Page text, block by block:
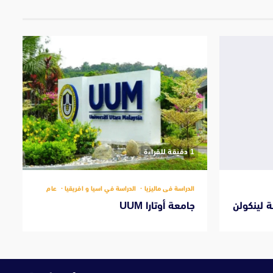
لينكولن
‫1 دقيقة للقراءة
الدراسة فى ماليزيا الدراسة في اسيا و افريقيا عام
جامعة أوتارا UUM